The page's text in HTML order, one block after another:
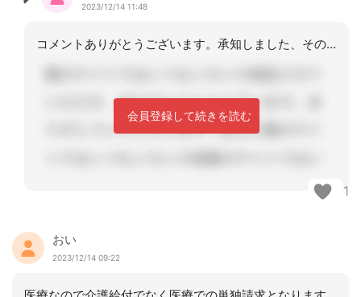
2023/12/14 11:48
コメントありがとうございます。承知しました、そのように対応させていただきます。
会員登録して続きを読む
1
おい
2023/12/14 09:22